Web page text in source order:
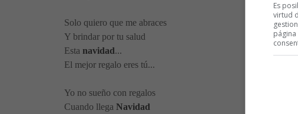
Solo quiero que me abraces
Y brindar por tu salud
Esta navidad...
El mejor regalo eres tú...
Yo no sueño con regalos
Cuando llega Navidad
Es
virtud